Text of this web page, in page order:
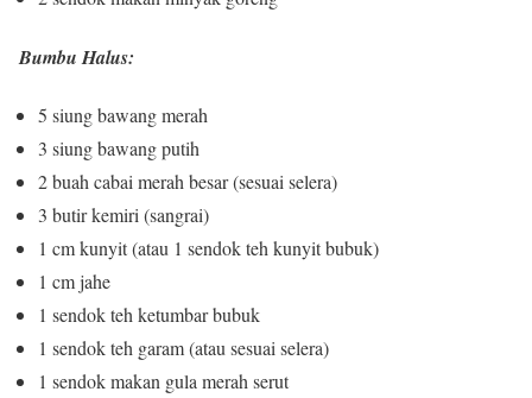
Bumbu Halus:
5 siung bawang merah
3 siung bawang putih
2 buah cabai merah besar (sesuai selera)
3 butir kemiri (sangrai)
1 cm kunyit (atau 1 sendok teh kunyit bubuk)
1 cm jahe
1 sendok teh ketumbar bubuk
1 sendok teh garam (atau sesuai selera)
1 sendok makan gula merah serut